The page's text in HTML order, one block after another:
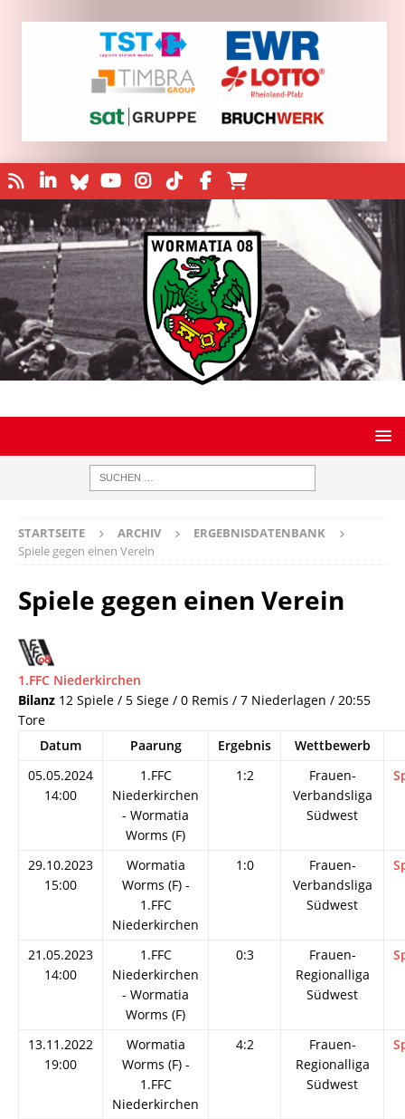
STARTSEITE ARCHIV
ERGEBNISDATENBANK
Spiele gegen einen Verein
Spiele gegen einen Verein
1.FFC Niederkirchen
Bilanz 12 Spiele / 5 Siege / 0 Remis / 7 Niederlagen / 20:55
Tore
Datum
Paarung Ergebnis
Wettbewerb
05.05.2024
14:00
1.FFC
Niederkirchen
- Wormatia
Worms (F)
1:2
Frauen-
Verbandsliga
Südwest
29.10.2023
15:00
Wormatia
Worms (F) -
1.FFC
Niederkirchen
1:0
Frauen-
Verbandsliga
Südwest
21.05.2023
14:00
1.FFC
Niederkirchen
- Wormatia
Worms (F)
0:3
Frauen-
Regionalliga
Südwest
13.11.2022
19:00
Wormatia
Worms (F) -
1.FFC
Niederkirchen
4:2
Frauen-
Regionalliga
Südwest